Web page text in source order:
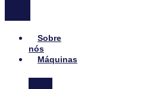
Sobre
nós
Máquinas